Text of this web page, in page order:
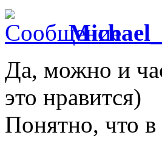
Да, можно и
это нравится)
Понятно, что в